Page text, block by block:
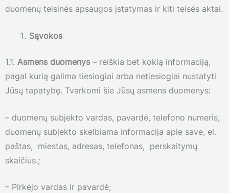
duomenų teisinės apsaugos įstatymas ir kiti teisės aktai.
Sąvokos
1.1. Asmens duomenys – reiškia bet kokią informaciją,
pagal kurią galima tiesiogiai arba netiesiogiai nustatyti
Jūsų tapatybę. Tvarkomi šie Jūsų asmens duomenys:
– duomenų subjekto vardas, pavardė, telefono numeris,
duomenų subjekto skelbiama informacija apie save, el.
paštas, miestas, adresas, telefonas, perskaitymų
skaičius.;
– Pirkėjo vardas ir pavardė;